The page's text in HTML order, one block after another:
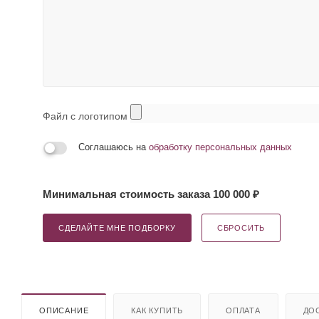
Файл с логотипом
Соглашаюсь на обработку персональных данных
Минимальная стоимость заказа 100 000 ₽
СДЕЛАЙТЕ МНЕ ПОДБОРКУ СБРОСИТЬ
ОПИСАНИЕ КАК КУПИТЬ ОПЛАТА